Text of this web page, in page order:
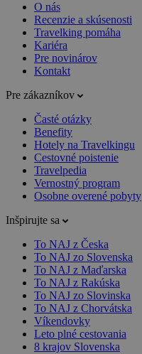
O nás
Recenzie a skúsenosti
Travelking pomáha
Kariéra
Pre novinárov
Kontakt
Pre zákazníkov
Časté otázky
Benefity
Hotely na Travelkingu
Cestovné poistenie
Travelpedia
Vernostný program
Osobne overené pobyty
Inšpirujte sa
To NAJ z Česka
To NAJ zo Slovenska
To NAJ z Maďarska
To NAJ z Rakúska
To NAJ zo Slovinska
To NAJ z Chorvátska
Víkendovky
Leto plné cestovania
8 krajov Slovenska